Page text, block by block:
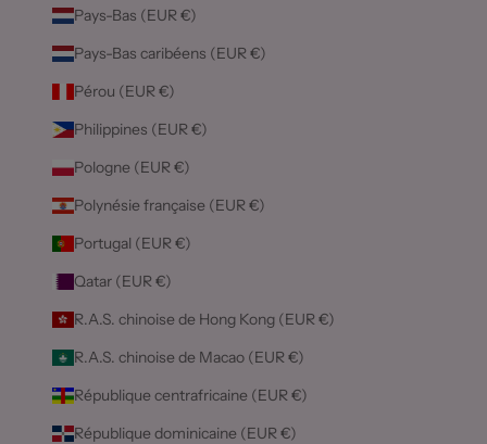
Pays-Bas (EUR €)
Pays-Bas caribéens (EUR €)
Pérou (EUR €)
Philippines (EUR €)
Pologne (EUR €)
Polynésie française (EUR €)
Portugal (EUR €)
Qatar (EUR €)
R.A.S. chinoise de Hong Kong (EUR €)
R.A.S. chinoise de Macao (EUR €)
République centrafricaine (EUR €)
République dominicaine (EUR €)